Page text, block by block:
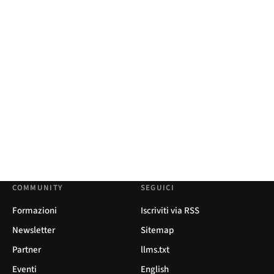
COMMUNITY
Formazioni
Newsletter
Partner
Eventi
SEGUICI
Iscriviti via RSS
Sitemap
llms.txt
English